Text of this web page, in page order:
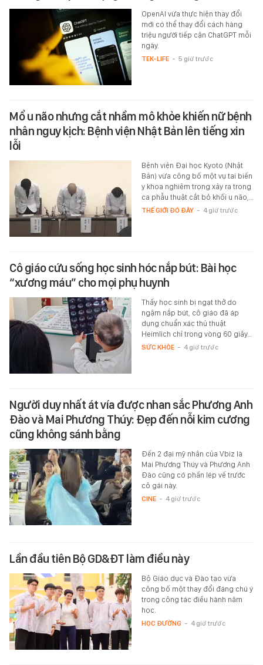
OpenAI vừa thực hiện thay đổi
mới có thể thay đổi cách hàng
triệu người tiếp cận ChatGPT mỗi
ngày.
TEK-LIFE - 5 giờ trước
Mổ u não nhưng cắt nhầm mô khỏe khiến nữ bệnh
nhân nguy kịch: Bệnh viện Nhật Bản lên tiếng xin
lỗi
Bệnh viện Đại học Kyoto (Nhật
Bản) vừa công bố một vụ tai biến
y khoa nghiêm trọng xảy ra trong
ca phẫu thuật cắt bỏ khối u não,…
THẾ GIỚI ĐÓ ĐÂY - 4 giờ trước
Cô giáo cứu sống học sinh hóc nắp bút: Bài học
“xương máu” cho mọi phụ huynh
Thấy học sinh bị ngạt thở do
ngậm nắp bút, cô giáo đã áp
dụng chuẩn xác thủ thuật
Heimlich chỉ trong vòng 60 giây…
SỨC KHỎE - 4 giờ trước
Người duy nhất át vía được nhan sắc Phương Anh
Đào và Mai Phương Thúy: Đẹp đến nỗi kim cương
cũng không sánh bằng
Đến 2 đại mỹ nhân của Vbiz là
Mai Phương Thúy và Phương Anh
Đào cũng có phần lép vế trước
cô gái này.
CINE - 4 giờ trước
Lần đầu tiên Bộ GD&ĐT làm điều này
Bộ Giáo dục và Đào tạo vừa
công bố một thay đổi đáng chú ý
trong công tác điều hành năm
học.
HỌC ĐƯỜNG - 4 giờ trước